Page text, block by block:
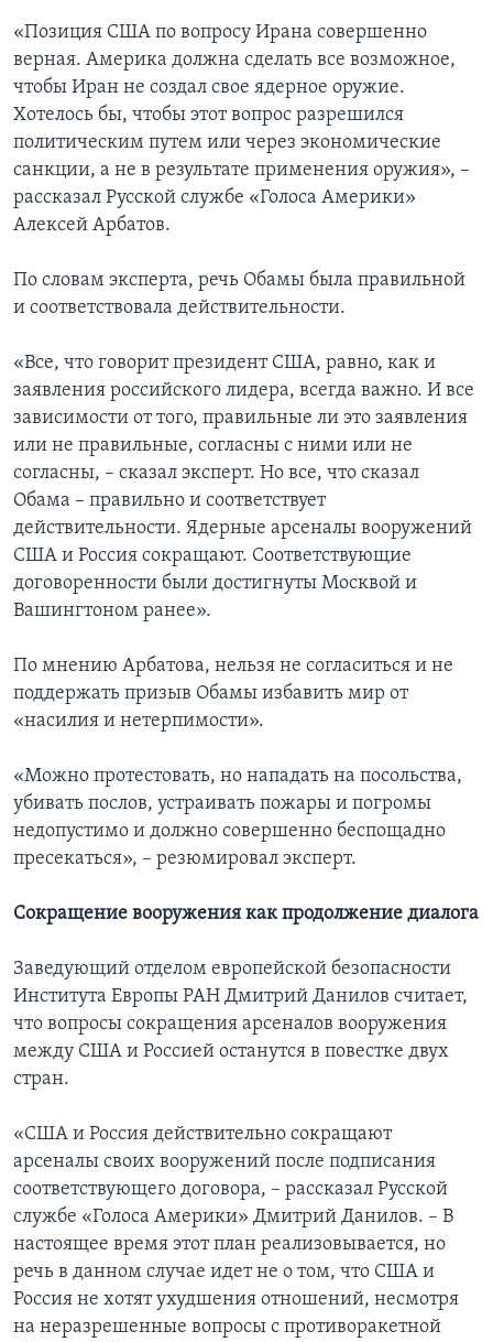
«Позиция США по вопросу Ирана совершенно
верная. Америка должна сделать все возможное,
чтобы Иран не создал свое ядерное оружие.
Хотелось бы, чтобы этот вопрос разрешился
политическим путем или через экономические
санкции, а не в результате применения оружия», –
рассказал Русской службе «Голоса Америки»
Алексей Арбатов.
По словам эксперта, речь Обамы была правильной
и соответствовала действительности.
«Все, что говорит президент США, равно, как и
заявления российского лидера, всегда важно. И все
зависимости от того, правильные ли это заявления
или не правильные, согласны с ними или не
согласны, – сказал эксперт. Но все, что сказал
Обама – правильно и соответствует
действительности. Ядерные арсеналы вооружений
США и Россия сокращают. Соответствующие
договоренности были достигнуты Москвой и
Вашингтоном ранее».
По мнению Арбатова, нельзя не согласиться и не
поддержать призыв Обамы избавить мир от
«насилия и нетерпимости».
«Можно протестовать, но нападать на посольства,
убивать послов, устраивать пожары и погромы
недопустимо и должно совершенно беспощадно
пресекаться», – резюмировал эксперт.
Сокращение вооружения как продолжение диалога
Заведующий отделом европейской безопасности
Института Европы РАН Дмитрий Данилов считает,
что вопросы сокращения арсеналов вооружения
между США и Россией останутся в повестке двух
стран.
«США и Россия действительно сокращают
арсеналы своих вооружений после подписания
соответствующего договора, – рассказал Русской
службе «Голоса Америки» Дмитрий Данилов. – В
настоящее время этот план реализовывается, но
речь в данном случае идет не о том, что США и
Россия не хотят ухудшения отношений, несмотря
на неразрешенные вопросы с противоракетной